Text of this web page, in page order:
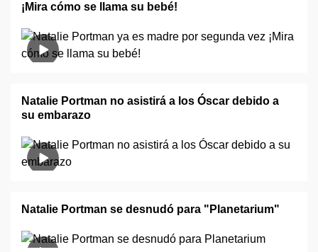
¡Mira cómo se llama su bebé!
Natalie Portman no asistirá a los Óscar debido a
su embarazo
Natalie Portman se desnudó para "Planetarium"